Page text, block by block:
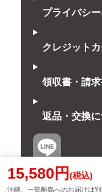
15,580円 (税込)
沖縄、一部離島へのお届けは
プライバシ
クレジット
領収書・請
返品・交換